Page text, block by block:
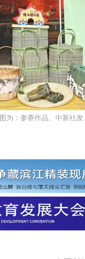
图为：参赛作品。中新社